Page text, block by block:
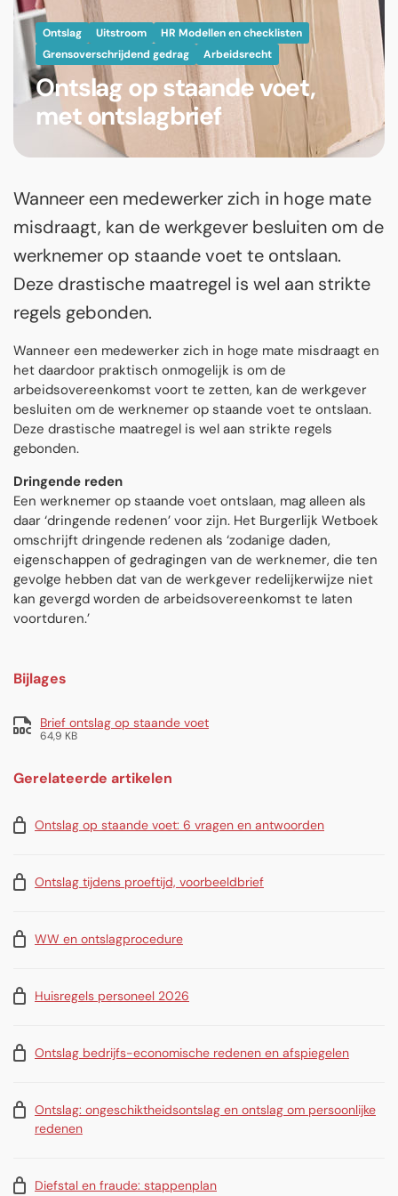
Ontslag Uitstroom
HR Modellen en checklisten
Grensoverschrijdend gedrag
Arbeidsrecht
Ontslag op staande voet,
met ontslagbrief
Wanneer een medewerker zich in hoge mate
misdraagt, kan de werkgever besluiten om de
werknemer op staande voet te ontslaan.
Deze drastische maatregel is wel aan strikte
regels gebonden.
Wanneer een medewerker zich in hoge mate misdraagt en
het daardoor praktisch onmogelijk is om de
arbeidsovereenkomst voort te zetten, kan de werkgever
besluiten om de werknemer op staande voet te ontslaan.
Deze drastische maatregel is wel aan strikte regels
gebonden.
Dringende reden
Een werknemer op staande voet ontslaan, mag alleen als
daar ‘dringende redenen’ voor zijn. Het Burgerlijk Wetboek
omschrijft dringende redenen als ‘zodanige daden,
eigenschappen of gedragingen van de werknemer, die ten
gevolge hebben dat van de werkgever redelijkerwijze niet
kan gevergd worden de arbeidsovereenkomst te laten
voortduren.’
Bijlages
Brief ontslag op staande voet
64,9 KB
Gerelateerde artikelen
Ontslag op staande voet: 6 vragen en antwoorden
Ontslag tijdens proeftijd, voorbeeldbrief
WW en ontslagprocedure
Huisregels personeel 2026
Ontslag bedrijfs-economische redenen en afspiegelen
Ontslag: ongeschiktheidsontslag en ontslag om persoonlijke
redenen
Diefstal en fraude: stappenplan